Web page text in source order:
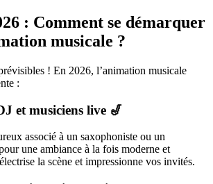
: Comment se démarquer
musicale ?
! En 2026, l’animation musicale
:
et musiciens live 🎷
associé à un saxophoniste ou un
une ambiance à la fois moderne et
la scène et impressionne vos invités.